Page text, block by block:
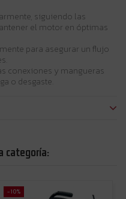
siguiendo las
el motor en óptimas
para asegurar un flujo
conexiones y mangueras
o desgaste.
categoría:
-10%